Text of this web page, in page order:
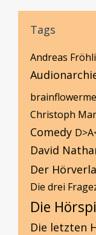
Tags
Andreas
Christoph
Comedy
David
Der
Die drei
Die
Die letzten